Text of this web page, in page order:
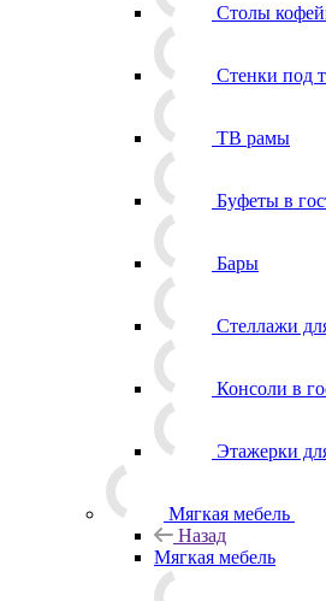
Столы
Стенки под
ТВ рамы
Буфеты в
Бары
Стеллажи
Консоли в
Этажерки
Мягкая мебель
Назад
Мягкая мебель